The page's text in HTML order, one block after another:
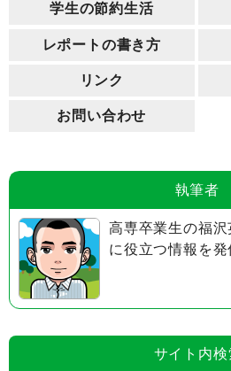
学生の節約生活
レポートの書き方
リンク
お問い合わせ
執筆者
高専卒業生の福
に役立つ情報を発
サイト内検